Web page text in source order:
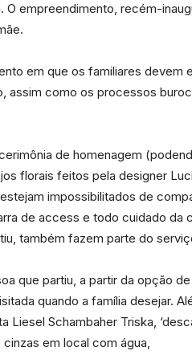
empreendimento, recém-
em que os familiares
assim como os processos
de homenagem
florais feitos pela designer
impossibilitados de
de access e todo cuidado da
também fazem parte do
que partiu, a partir da opção
quando a família desejar.
Schambaher Triska,
em local com água,